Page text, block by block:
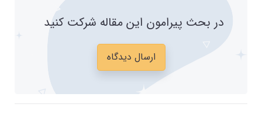
در بحث پیرامون این مقاله شرکت کنید
ارسال دیدگاه